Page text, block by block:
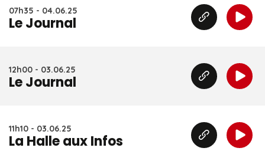
07h35 - 04.06.25
Le Journal
12h00 - 03.06.25
Le Journal
11h10 - 03.06.25
La Halle aux Infos